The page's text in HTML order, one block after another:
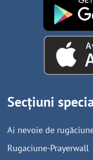
Secțiuni
Ai nevoie de
Rugaciune-Prayerwall